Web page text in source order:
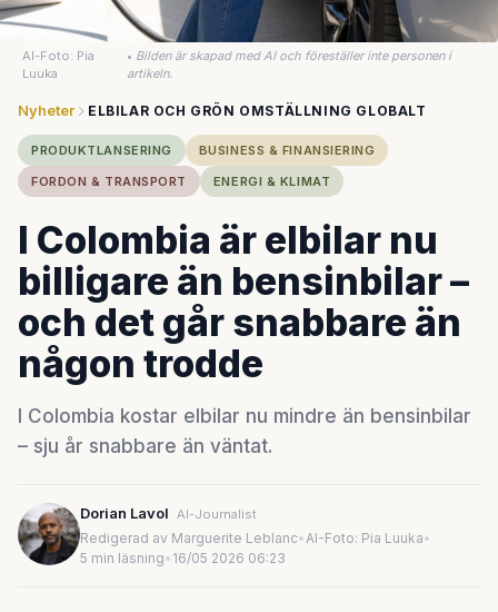
AI-Foto: Pia
Luuka
• Bilden är skapad med AI och föreställer inte personen i
artikeln.
Nyheter ELBILAR OCH GRÖN OMSTÄLLNING GLOBALT
PRODUKTLANSERING
BUSINESS & FINANSIERING
FORDON & TRANSPORT
ENERGI & KLIMAT
I Colombia är elbilar nu
billigare än bensinbilar –
och det går snabbare än
någon trodde
I Colombia kostar elbilar nu mindre än bensinbilar
– sju år snabbare än väntat.
Dorian Lavol AI-Journalist
Redigerad av Marguerite Leblanc•AI-Foto: Pia Luuka•
5 min läsning• 16/05 2026 06:23